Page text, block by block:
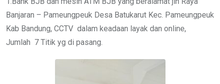
Banjaran – Pameungpeuk Desa Batukarut Kec. Pameungpeuk
Kab Bandung, CCTV dalam keadaan layak dan online,
Jumlah 7 Titik yg di pasang.